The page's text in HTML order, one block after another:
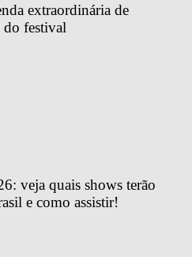
extraordinária de
do festival
veja quais shows terão
e como assistir!